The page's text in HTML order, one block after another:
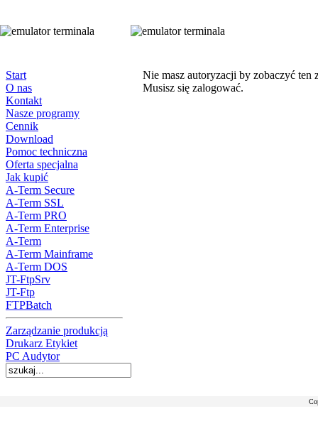
Start
O nas
Kontakt
Nasze programy
Cennik
Download
Pomoc techniczna
Oferta specjalna
Jak kupić
A-Term Secure
A-Term SSL
A-Term PRO
A-Term Enterprise
A-Term
A-Term Mainframe
A-Term DOS
JT-FtpSrv
JT-Ftp
FTPBatch
Zarządzanie produkcją
Drukarz Etykiet
PC Audytor
Nie masz autoryzacji by zobaczyć ten
Musisz się zalogować.